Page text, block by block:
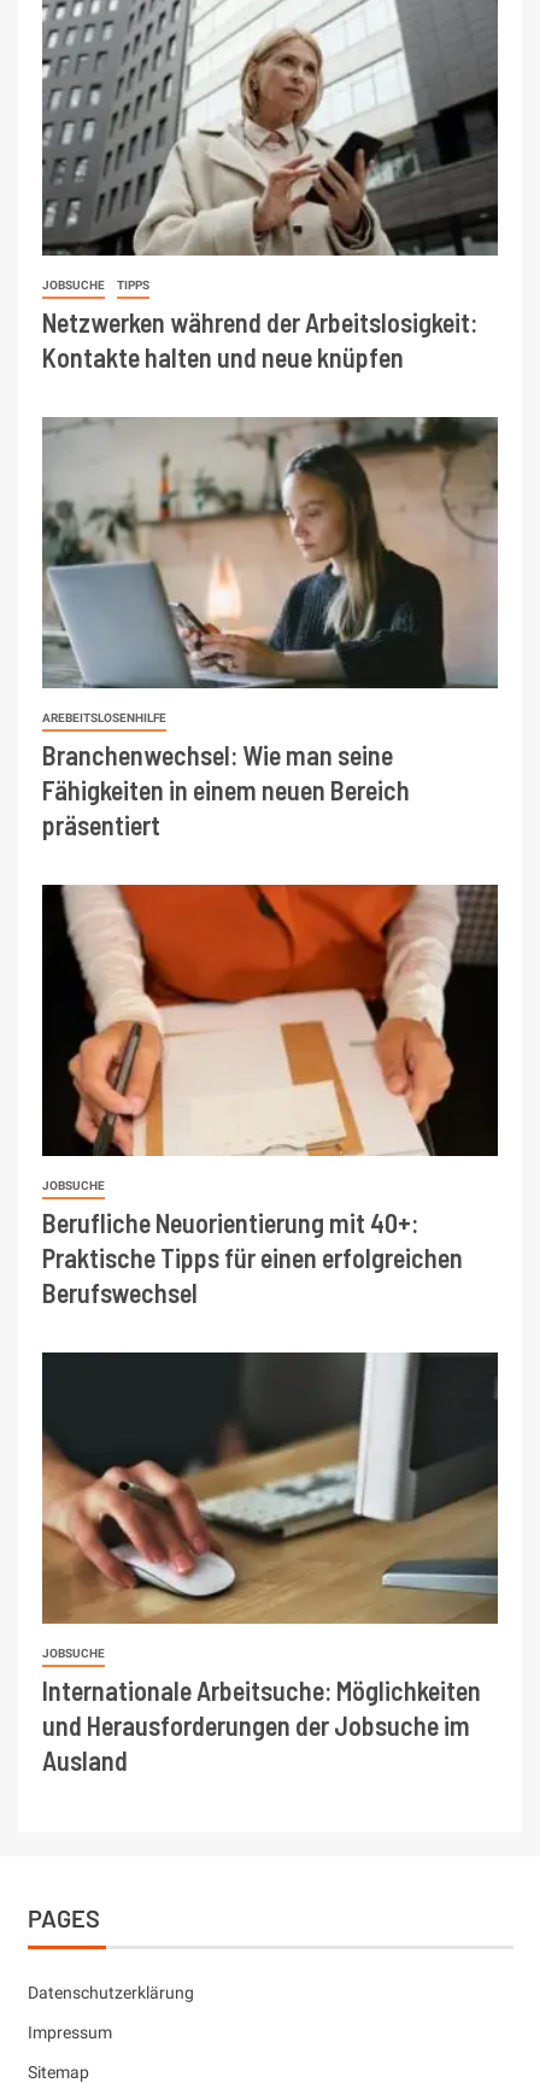
JOBSUCHE TIPPS
Netzwerken während der Arbeitslosigkeit:
Kontakte halten und neue knüpfen
AREBEITSLOSENHILFE
Branchenwechsel: Wie man seine
Fähigkeiten in einem neuen Bereich
präsentiert
JOBSUCHE
Berufliche Neuorientierung mit 40+:
Praktische Tipps für einen erfolgreichen
Berufswechsel
JOBSUCHE
Internationale Arbeitsuche: Möglichkeiten
und Herausforderungen der Jobsuche im
Ausland
PAGES
Datenschutzerklärung
Impressum
Sitemap